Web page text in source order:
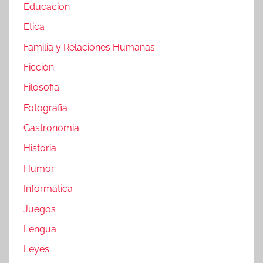
Educacion
Etica
Familia y Relaciones Humanas
Ficción
Filosofia
Fotografia
Gastronomia
Historia
Humor
Informática
Juegos
Lengua
Leyes